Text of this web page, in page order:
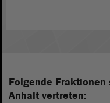
Folgende Fraktionen
Anhalt vertreten: